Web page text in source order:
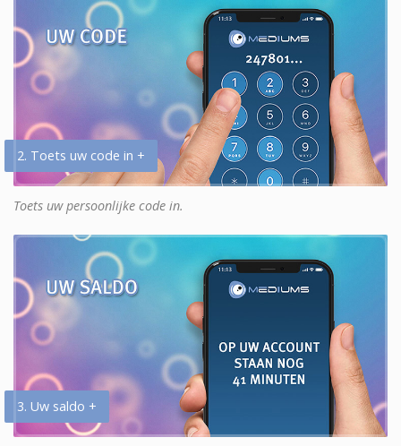
2. Toets uw code in +
Toets uw persoonlijke code in.
3. Uw saldo +